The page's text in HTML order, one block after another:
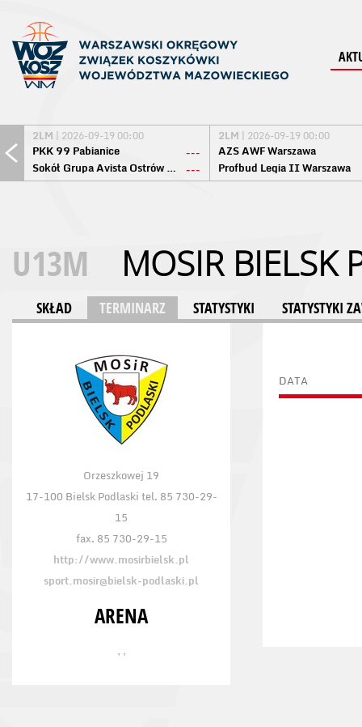
2LM | 2026-09-19 00:00
PKK 99 Pabianice
---
Sokół Grupa Avista Ostrów Maz. ---
2LM | 2026-09-19 00:00
AZS AWF Warszawa
Profbud Legia II Warszawa
U13M MOSIR BIELSK
SKŁAD TERMINARZ STATYSTYKI STATYSTYKI
Orzeszkowej 19
17-100 Bielsk Podlaski tel. 85 730-29-
15
fax. 85 730-29-15
http://www.mosirbielsk.pl
sport.mosir@bielsk-podlaski.pl
ARENA
, ,
DATA